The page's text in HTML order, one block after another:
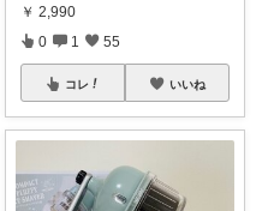
￥ 2,990
0 1 55
コレ いいね